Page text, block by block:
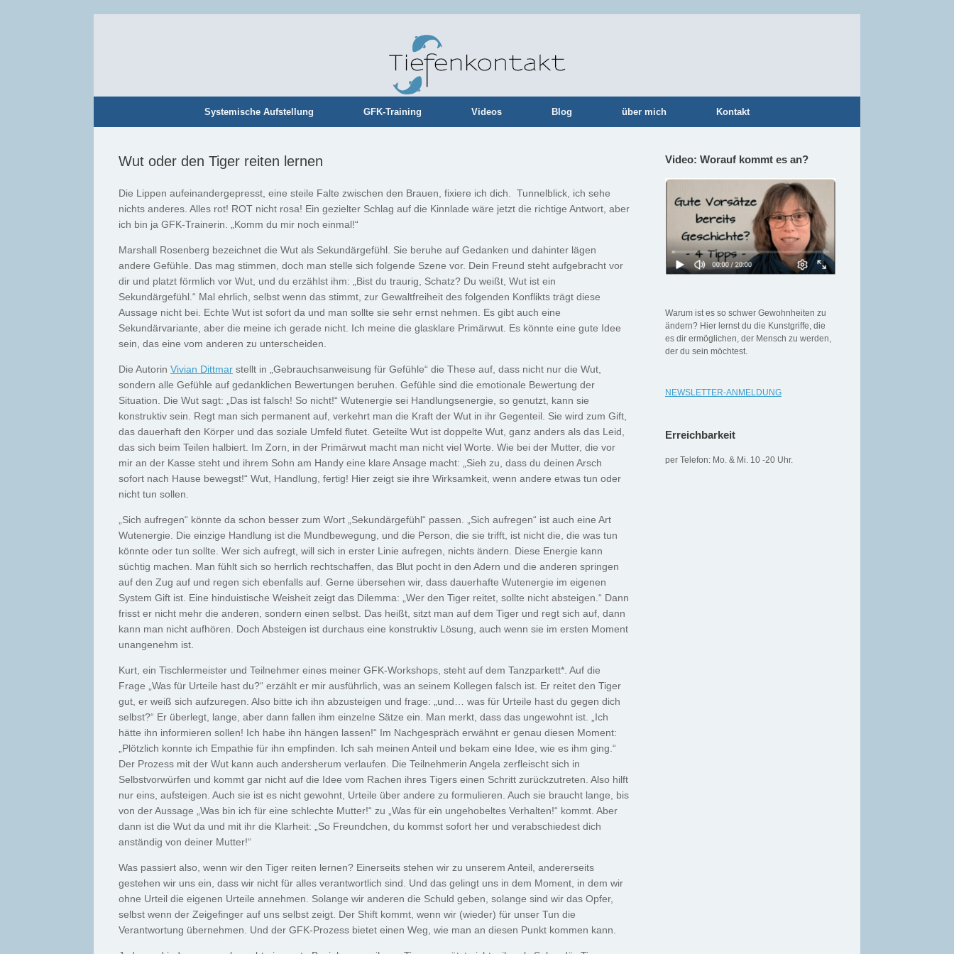
Systemische Aufstellung GFK-Training Videos Blog über mich Kontakt
Wut oder den Tiger reiten lernen
Die Lippen aufeinandergepresst, eine steile Falte zwischen den Brauen, fixiere ich dich. Tunnelblick, ich sehe
nichts anderes. Alles rot! ROT nicht rosa! Ein gezielter Schlag auf die Kinnlade wäre jetzt die richtige Antwort, aber
ich bin ja GFK-Trainerin. „Komm du mir noch einmal!“
Marshall Rosenberg bezeichnet die Wut als Sekundärgefühl. Sie beruhe auf Gedanken und dahinter lägen
andere Gefühle. Das mag stimmen, doch man stelle sich folgende Szene vor. Dein Freund steht aufgebracht vor
dir und platzt förmlich vor Wut, und du erzählst ihm: „Bist du traurig, Schatz? Du weißt, Wut ist ein
Sekundärgefühl.“ Mal ehrlich, selbst wenn das stimmt, zur Gewaltfreiheit des folgenden Konflikts trägt diese
Aussage nicht bei. Echte Wut ist sofort da und man sollte sie sehr ernst nehmen. Es gibt auch eine
Sekundärvariante, aber die meine ich gerade nicht. Ich meine die glasklare Primärwut. Es könnte eine gute Idee
sein, das eine vom anderen zu unterscheiden.
Die Autorin Vivian Dittmar stellt in „Gebrauchsanweisung für Gefühle“ die These auf, dass nicht nur die Wut,
sondern alle Gefühle auf gedanklichen Bewertungen beruhen. Gefühle sind die emotionale Bewertung der
Situation. Die Wut sagt: „Das ist falsch! So nicht!“ Wutenergie sei Handlungsenergie, so genutzt, kann sie
konstruktiv sein. Regt man sich permanent auf, verkehrt man die Kraft der Wut in ihr Gegenteil. Sie wird zum Gift,
das dauerhaft den Körper und das soziale Umfeld flutet. Geteilte Wut ist doppelte Wut, ganz anders als das Leid,
das sich beim Teilen halbiert. Im Zorn, in der Primärwut macht man nicht viel Worte. Wie bei der Mutter, die vor
mir an der Kasse steht und ihrem Sohn am Handy eine klare Ansage macht: „Sieh zu, dass du deinen Arsch
sofort nach Hause bewegst!“ Wut, Handlung, fertig! Hier zeigt sie ihre Wirksamkeit, wenn andere etwas tun oder
nicht tun sollen.
„Sich aufregen“ könnte da schon besser zum Wort „Sekundärgefühl“ passen. „Sich aufregen“ ist auch eine Art
Wutenergie. Die einzige Handlung ist die Mundbewegung, und die Person, die sie trifft, ist nicht die, die was tun
könnte oder tun sollte. Wer sich aufregt, will sich in erster Linie aufregen, nichts ändern. Diese Energie kann
süchtig machen. Man fühlt sich so herrlich rechtschaffen, das Blut pocht in den Adern und die anderen springen
auf den Zug auf und regen sich ebenfalls auf. Gerne übersehen wir, dass dauerhafte Wutenergie im eigenen
System Gift ist. Eine hinduistische Weisheit zeigt das Dilemma: „Wer den Tiger reitet, sollte nicht absteigen.“ Dann
frisst er nicht mehr die anderen, sondern einen selbst. Das heißt, sitzt man auf dem Tiger und regt sich auf, dann
kann man nicht aufhören. Doch Absteigen ist durchaus eine konstruktiv Lösung, auch wenn sie im ersten Moment
unangenehm ist.
Kurt, ein Tischlermeister und Teilnehmer eines meiner GFK-Workshops, steht auf dem Tanzparkett*. Auf die
Frage „Was für Urteile hast du?“ erzählt er mir ausführlich, was an seinem Kollegen falsch ist. Er reitet den Tiger
gut, er weiß sich aufzuregen. Also bitte ich ihn abzusteigen und frage: „und… was für Urteile hast du gegen dich
selbst?“ Er überlegt, lange, aber dann fallen ihm einzelne Sätze ein. Man merkt, dass das ungewohnt ist. „Ich
hätte ihn informieren sollen! Ich habe ihn hängen lassen!“ Im Nachgespräch erwähnt er genau diesen Moment:
„Plötzlich konnte ich Empathie für ihn empfinden. Ich sah meinen Anteil und bekam eine Idee, wie es ihm ging.“
Der Prozess mit der Wut kann auch andersherum verlaufen. Die Teilnehmerin Angela zerfleischt sich in
Selbstvorwürfen und kommt gar nicht auf die Idee vom Rachen ihres Tigers einen Schritt zurückzutreten. Also hilft
nur eins, aufsteigen. Auch sie ist es nicht gewohnt, Urteile über andere zu formulieren. Auch sie braucht lange, bis
von der Aussage „Was bin ich für eine schlechte Mutter!“ zu „Was für ein ungehobeltes Verhalten!“ kommt. Aber
dann ist die Wut da und mit ihr die Klarheit: „So Freundchen, du kommst sofort her und verabschiedest dich
anständig von deiner Mutter!“
Was passiert also, wenn wir den Tiger reiten lernen? Einerseits stehen wir zu unserem Anteil, andererseits
gestehen wir uns ein, dass wir nicht für alles verantwortlich sind. Und das gelingt uns in dem Moment, in dem wir
ohne Urteil die eigenen Urteile annehmen. Solange wir anderen die Schuld geben, solange sind wir das Opfer,
selbst wenn der Zeigefinger auf uns selbst zeigt. Der Shift kommt, wenn wir (wieder) für unser Tun die
Verantwortung übernehmen. Und der GFK-Prozess bietet einen Weg, wie man an diesen Punkt kommen kann.
Video: Worauf kommt es an?
Warum ist es so schwer Gewohnheiten zu
ändern? Hier lernst du die Kunstgriffe, die
es dir ermöglichen, der Mensch zu werden,
der du sein möchtest.
NEWSLETTER-ANMELDUNG
Erreichbarkeit
per Telefon: Mo. & Mi. 10 -20 Uhr.